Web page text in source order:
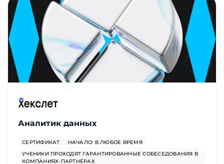
Аналитик данных
СЕРТИФИКАТ
НАЧАЛО: В ЛЮБОЕ ВРЕМЯ
УЧЕНИКИ ПРОХОДЯТ ГАРАНТИРОВАННЫЕ СОБЕСЕДОВАНИЯ В
КОМПАНИЯХ-ПАРТНЁРАХ